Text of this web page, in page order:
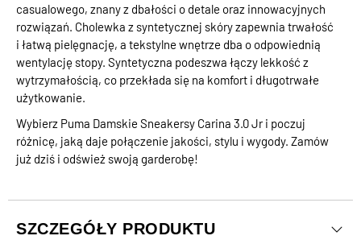
casualowego, znany z dbałości o detale oraz innowacyjnych
rozwiązań. Cholewka z syntetycznej skóry zapewnia trwałość
i łatwą pielęgnację, a tekstylne wnętrze dba o odpowiednią
wentylację stopy. Syntetyczna podeszwa łączy lekkość z
wytrzymałością, co przekłada się na komfort i długotrwałe
użytkowanie.
Wybierz Puma Damskie Sneakersy Carina 3.0 Jr i poczuj
różnicę, jaką daje połączenie jakości, stylu i wygody. Zamów
już dziś i odśwież swoją garderobę!
SZCZEGÓŁY PRODUKTU